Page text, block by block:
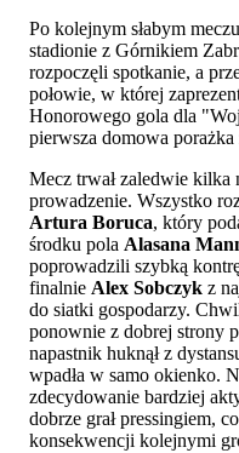
Po kolejnym słabym
stadionie z Górnikiem
rozpoczęli spotkanie, a
połowie, w której
Honorowego gola dla
pierwsza domowa
Mecz trwał zaledwie
prowadzenie. Wszystko
Artura Boruca, który
środku pola Alasana
poprowadzili szybką
finalnie Alex Sobczyk z
do siatki gospodarzy.
ponownie z dobrej strony
napastnik huknął z
wpadła w samo okienko.
zdecydowanie bardziej
dobrze grał pressingiem,
konsekwencji kolejnymi